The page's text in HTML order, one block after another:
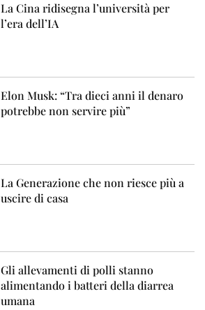
La Cina ridisegna l’università per
l’era dell’IA
Elon Musk: “Tra dieci anni il denaro
potrebbe non servire più”
La Generazione che non riesce più a
uscire di casa
Gli allevamenti di polli stanno
alimentando i batteri della diarrea
umana